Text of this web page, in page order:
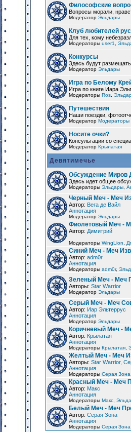
Философские
Вопросы морали,
Модератор Эльдары
Клуб любителей
Для тех, кому
Модераторы user1
Конкурсы
Здесь будут
Модератор Эльдары
Игра по Белому
Игра по книге Иара
Модераторы Ros
Путешествия
Наши поездки,
Модератор Модераторы
Носите очки?
Консультации со
Модератор Крылатая
Девятимечье
Обсуждение Миров
Здесь идет общее
Модераторы Эльдары
Черный Меч - Меч
Автор: Вега де Вайл
Аннотация
Модератор Эльдары
Фиолетовый Меч -
Автор: Димитрий
Модераторы WingLion
Синий Меч - Меч
Автор: adm0r
Аннотация
Модераторы adm0r,
Зеленый Меч - Меч
Авторы: Star Warrior
Модератор Эльдары
Серый Меч - Меч
Автор: Иар Эльтеррус
Аннотация
Модератор Эльдары
Коричневый Меч -
Автор: Крылатая
Аннотация
Модераторы Крылатая
Желтый Меч - Меч
Авторы: Star Warrior,
Аннотация
Модераторы Серая Зона
Красный Меч - Меч
Автор: Макс
Аннотация
Модераторы Макс
Белый Меч - Меч
Автор: Серая Зона
Аннотация
Модераторы Серая Зона